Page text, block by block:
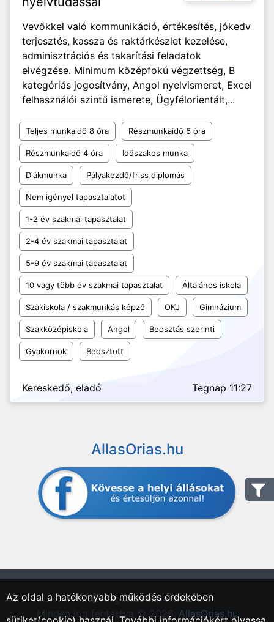
Vevőkkel való kommunikáció, értékesítés, jókedv
terjesztés, kassza és raktárkészlet kezelése,
adminisztrációs és takarítási feladatok
elvégzése. Minimum középfokú végzettség, B
kategóriás jogosítvány, Angol nyelvismeret, Excel
felhasználói szintű ismerete, Ügyfélorientált,...
Teljes munkaidő 8 óra Részmunkaidő 6 óra
Részmunkaidő 4 óra Időszakos munka
Diákmunka Pályakezdő/friss diplomás
Nem igényel tapasztalatot
1-2 év szakmai tapasztalat
2-4 év szakmai tapasztalat
5-9 év szakmai tapasztalat
10 vagy több év szakmai tapasztalat Általános iskola
Szakiskola / szakmunkás képző OKJ Gimnázium
Szakközépiskola Angol Beosztás szerinti
Gyakornok Beosztott
Kereskedő, eladó Tegnap 11:27
AllasOrias.hu
"Országos Állásportál."
Minden jog fentartva © 2026. AllasOrias.hu
Az oldal a hatékonyabb működés érdekében